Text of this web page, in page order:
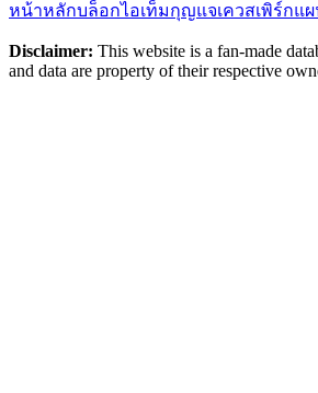
หน้าหลักบล็อกไอเท็มกุญแจเควสเพิร์กแ
Disclaimer: This website is a fan-made
and data are property of their respective